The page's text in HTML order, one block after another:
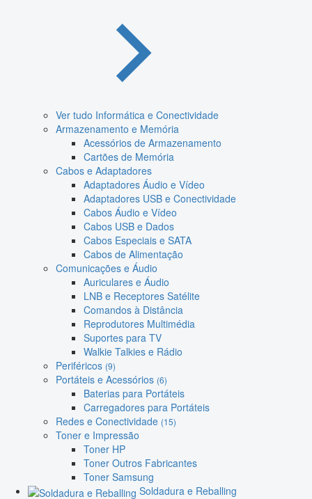
Ver tudo Informática e Conectividade
Armazenamento e Memória
Acessórios de Armazenamento
Cartões de Memória
Cabos e Adaptadores
Adaptadores Áudio e Vídeo
Adaptadores USB e Conectividade
Cabos Áudio e Vídeo
Cabos USB e Dados
Cabos Especiais e SATA
Cabos de Alimentação
Comunicações e Áudio
Auriculares e Áudio
LNB e Receptores Satélite
Comandos à Distância
Reprodutores Multimédia
Suportes para TV
Walkie Talkies e Rádio
Periféricos (9)
Portáteis e Acessórios (6)
Baterias para Portáteis
Carregadores para Portáteis
Redes e Conectividade (15)
Toner e Impressão
Toner HP
Toner Outros Fabricantes
Toner Samsung
Soldadura e Reballing